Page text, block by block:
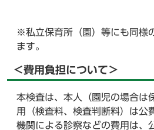
※私立保育所（園）等にも同様
ます。
＜費用負担について＞
本検査は、本人（園児の場合は
用（検査料、検査判断料）は公
機関による診察などの費用は、